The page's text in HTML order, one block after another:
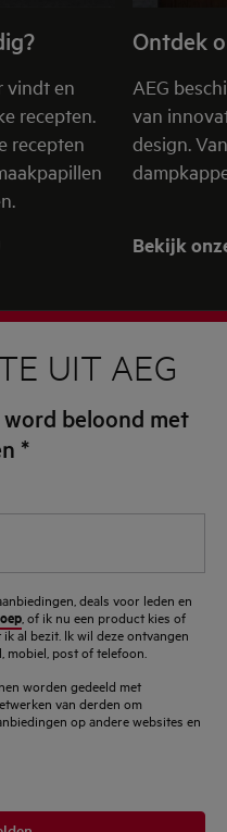
vindt en
recepten.
recepten
Ontdek
AEG
van
design.
Bekijk
UIT AEG
beloond met
*
deals voor leden en
, of ik nu een product kies of
al bezit. Ik wil deze ontvangen
mobiel, post of telefoon.
worden gedeeld met
van derden om
op andere websites en